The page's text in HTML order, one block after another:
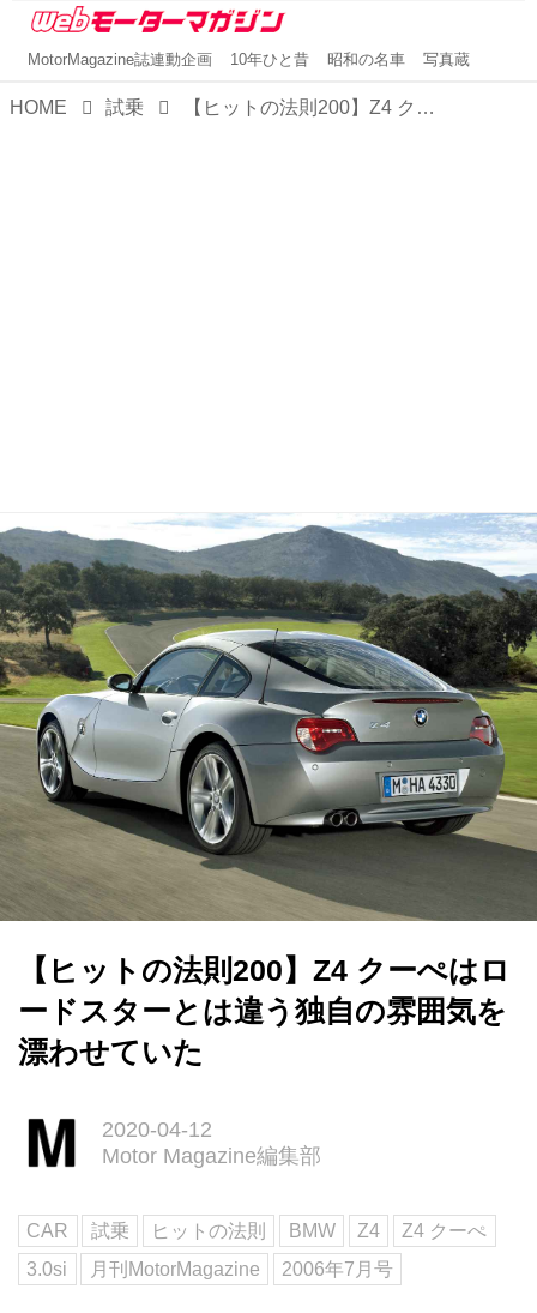
MotorMagazine誌連動企画 10年ひと昔 昭和の名車 写真蔵
HOME 試乗 【ヒットの法則200】Z4 クーぺはロードスターとは違う独自の雰囲気を漂わせていた
【ヒットの法則200】Z4 クーぺはロ
ードスターとは違う独自の雰囲気を
漂わせていた
2020-04-12
Motor Magazine編集部
CAR 試乗 ヒットの法則 BMW Z4
Z4 クーぺ
3.0si
月刊MotorMagazine 2006年7月号